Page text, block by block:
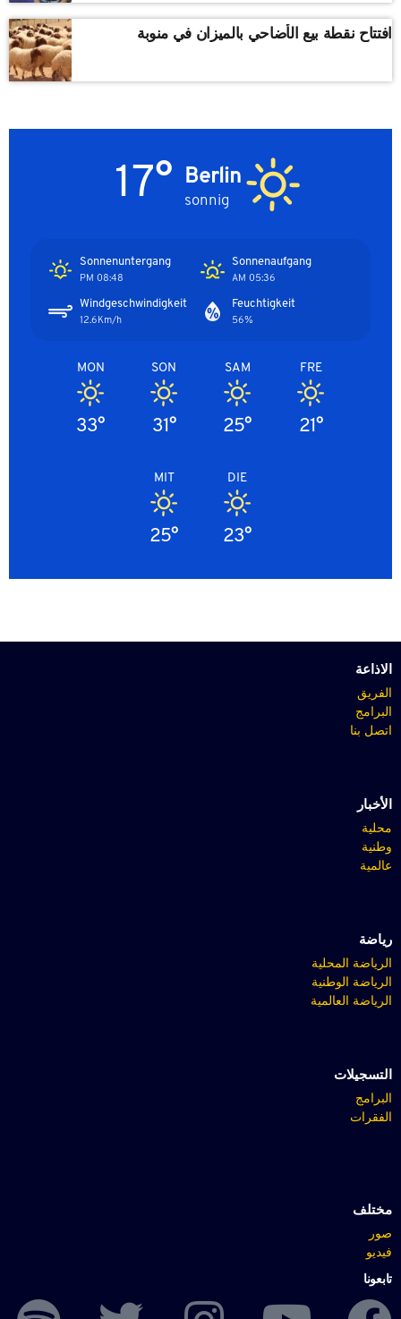
افتتاح نقطة بيع الأضاحي بالميزان في منوبة
Berlin
sonnig
17°
Sonnenaufgang
05:36 AM
Sonnenuntergang
08:48 PM
Feuchtigkeit
56%
Windgeschwindigkeit
12.6Km/h
FRE
21°
SAM
25°
SON
31°
MON
33°
DIE
23°
MIT
25°
الاذاعة
الفريق
البرامج
اتصل بنا
الأخبار
محلية
وطنية
عالمية
رياضة
الرياضة المحلية
الرياضة الوطنية
الرياضة العالمية
التسجيلات
البرامج
الفقرات
مختلف
صور
فيديو
تابعونا